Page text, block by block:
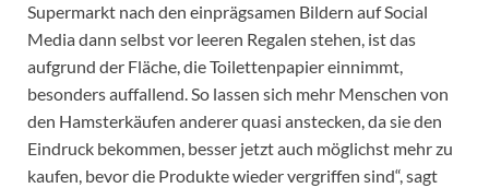
Supermarkt nach den einprägsamen Bildern auf Social
Media dann selbst vor leeren Regalen stehen, ist das
aufgrund der Fläche, die Toilettenpapier einnimmt,
besonders auffallend. So lassen sich mehr Menschen von
den Hamsterkäufen anderer quasi anstecken, da sie den
Eindruck bekommen, besser jetzt auch möglichst mehr zu
kaufen, bevor die Produkte wieder vergriffen sind“, sagt